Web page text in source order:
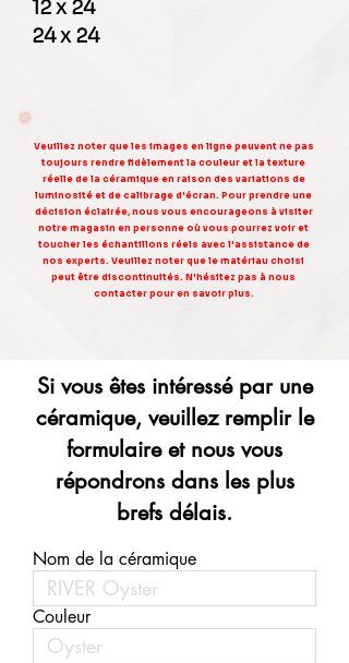
12 x 24
24 x 24
Veuillez noter que les images en ligne peuvent ne pas
toujours rendre fidèlement la couleur et la texture
réelle de la céramique en raison des variations de
luminosité et de calibrage d'écran. Pour prendre une
décision éclairée, nous vous encourageons à visiter
notre magasin en personne où vous pourrez voir et
toucher les échantillons réels avec l'assistance de
nos experts. Veuillez noter que le matériau choisi
peut être discontinuités. N'hésitez pas à nous
contacter pour en savoir plus.
Si vous êtes intéressé par une
céramique, veuillez remplir le
formulaire et nous vous
répondrons dans les plus
brefs délais.
Nom de la céramique
Couleur